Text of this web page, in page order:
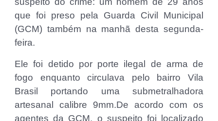
que foi preso pela Guarda Civil Municipal
(GCM) também na manhã desta segunda-
feira.
Ele foi detido por porte ilegal de arma de
fogo enquanto circulava pelo bairro Vila
Brasil portando uma submetralhadora
artesanal calibre 9mm.De acordo com os
agentes da GCM, o suspeito foi localizado